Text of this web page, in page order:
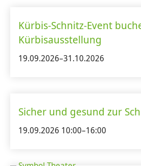
Kürbis-Schnitz-Event
Kürbisausstellung
19.09.2026–31.10.2026
Sicher und gesund zur
19.09.2026 10:00–16:00